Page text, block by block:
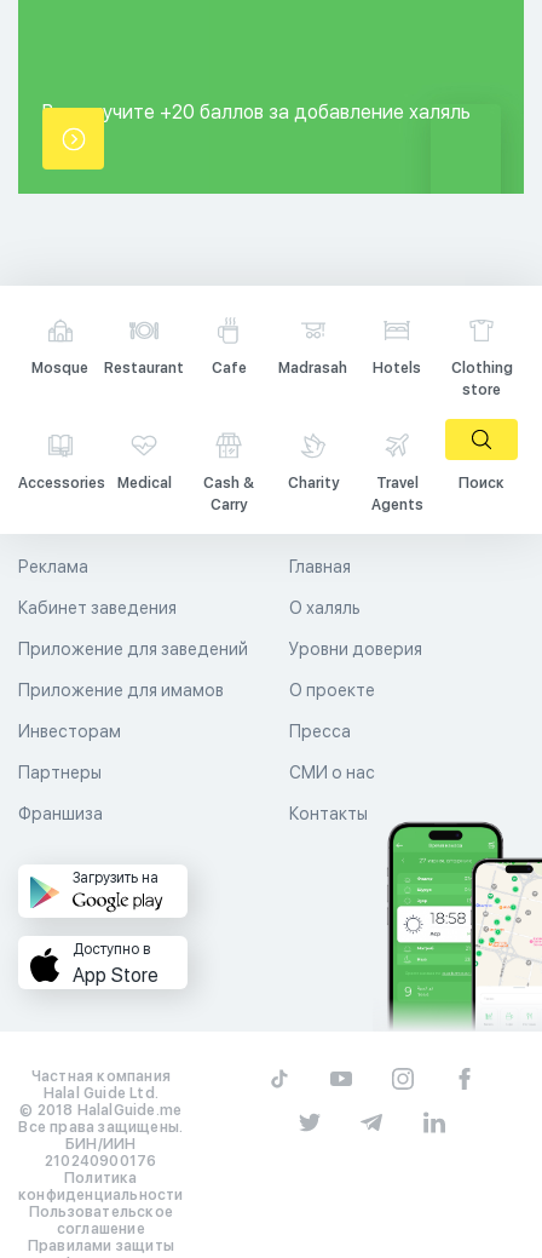
Вы получите +20 баллов за добавление халяль
точки.
Mosque Restaurant Cafe Madrasah Hotels
Clothing
store
Accessories Medical
Cash &
Carry
Charity
Travel
Agents
Поиск
Главная
О халяль
Уровни доверия
Реклама
Кабинет заведения
Приложение для заведений
Приложение для имамов О проекте
Пресса
СМИ о нас
Контакты
Инвесторам
Партнеры
Франшиза
Загрузить на
Доступно в
App Store
Частная компания
Halal Guide Ltd.
© 2018 HalalGuide.me
Все права защищены.
БИН/ИИН
210240900176
Политика
конфиденциальности
Пользовательское
соглашение
Правилами защиты